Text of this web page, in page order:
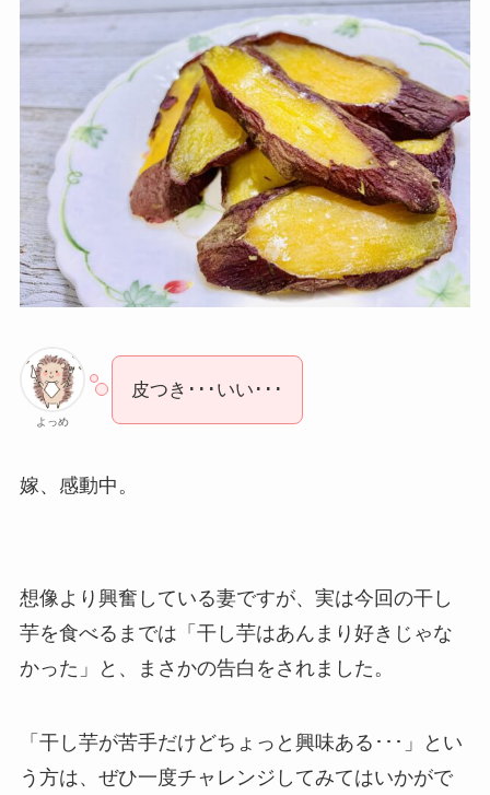
よっめ
皮つき･･･いい･･･
嫁、感動中。
想像より興奮している妻ですが、実は今回の干し
芋を食べるまでは「干し芋はあんまり好きじゃな
かった」と、まさかの告白をされました。
「干し芋が苦手だけどちょっと興味ある･･･」とい
う方は、ぜひ一度チャレンジしてみてはいかがで